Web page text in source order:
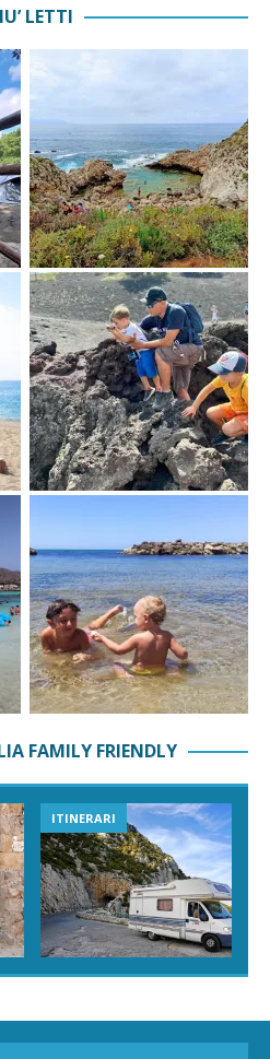
LETTI
FAMILY FRIENDLY
ITINERARI